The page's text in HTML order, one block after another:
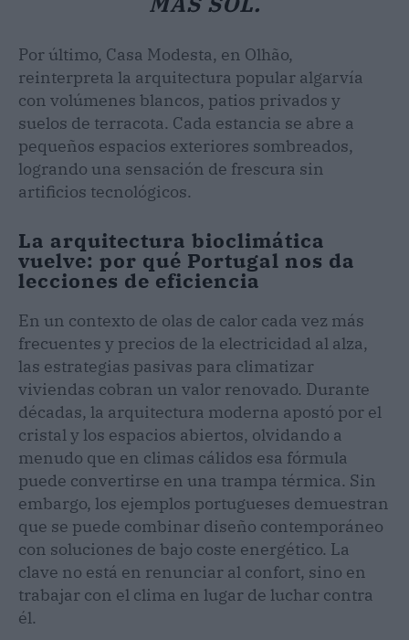
Por último, Casa Modesta, en Olhão,
reinterpreta la arquitectura popular algarvía
con volúmenes blancos, patios privados y
suelos de terracota. Cada estancia se abre a
pequeños espacios exteriores sombreados,
logrando una sensación de frescura sin
artificios tecnológicos.
La arquitectura bioclimática
vuelve: por qué Portugal nos da
lecciones de eficiencia
En un contexto de olas de calor cada vez más
frecuentes y precios de la electricidad al alza,
las estrategias pasivas para climatizar
viviendas cobran un valor renovado. Durante
décadas, la arquitectura moderna apostó por el
cristal y los espacios abiertos, olvidando a
menudo que en climas cálidos esa fórmula
puede convertirse en una trampa térmica. Sin
embargo, los ejemplos portugueses demuestran
que se puede combinar diseño contemporáneo
con soluciones de bajo coste energético. La
clave no está en renunciar al confort, sino en
trabajar con el clima en lugar de luchar contra
él.